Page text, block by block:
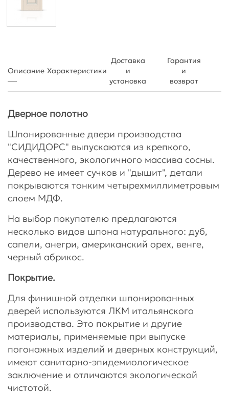
Описание Характеристики
Доставка
и
установка
Гарантия
и
возврат
Дверное полотно
Шпонированные двери производства
"СИДИДОРС" выпускаются из крепкого,
качественного, экологичного массива сосны.
Дерево не имеет сучков и "дышит", детали
покрываются тонким четырехмиллиметровым
слоем МДФ.
На выбор покупателю предлагаются
несколько видов шпона натурального: дуб,
сапели, анегри, американский орех, венге,
черный абрикос.
Покрытие.
Для финишной отделки шпонированных
дверей используются ЛКМ итальянского
производства. Это покрытие и другие
материалы, применяемые при выпуске
погонажных изделий и дверных конструкций,
имеют санитарно-эпидемиологическое
заключение и отличаются экологической
чистотой.